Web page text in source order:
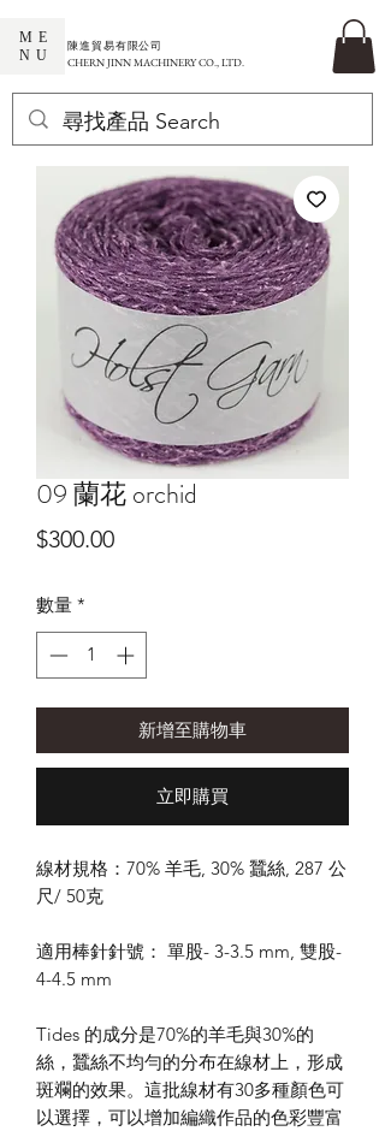
ME
NU
​陳進貿易有限公司
CHERN JINN MACHINERY CO., LTD.
09 蘭花 orchid
$300.00價
數量 *
新增至購物車
立即購買
線材規格：70% 羊毛, 30% 蠶絲, 287 公
尺/ 50克
適用棒針針號： 單股- 3-3.5 mm, 雙股-
4-4.5 mm
Tides 的成分是70%的羊毛與30%的
絲，蠶絲不均勻的分布在線材上，形成
斑斕的效果。這批線材有30多種顏色可
以選擇，可以增加編織作品的色彩豐富